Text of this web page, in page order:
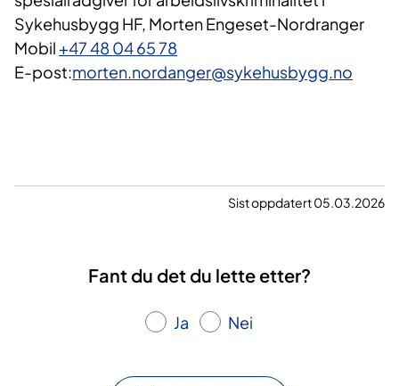
Sykehusbygg HF, Morten Engeset-Nordranger
Mobil +47 48 04 65 78
E-post:morten.nordanger@sykehusbygg.no
Sist oppdatert 05.03.2026
Fant du det du lette etter?
Ja Nei